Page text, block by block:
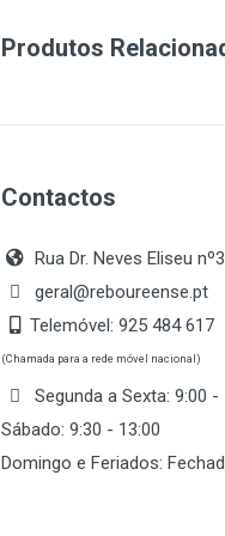
Produtos
Contactos
Rua Dr. Neves Eliseu
geral@reboureense.pt
Telemóvel: 925 484 617
(Chamada para a rede móvel nacional)
Segunda a Sexta: 9:00
Sábado: 9:30 - 13:00
Domingo e Feriados: